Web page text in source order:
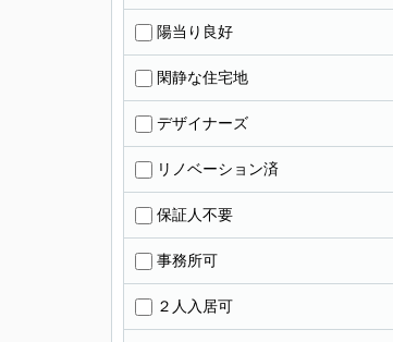
陽当り良好
閑静な住宅地
デザイナーズ
リノベーション済
保証人不要
事務所可
２人入居可